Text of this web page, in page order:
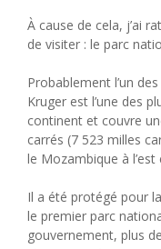
À cause de cela, j’ai
de visiter : le parc
Probablement l’un
Kruger est l’une des
continent et couvre
carrés (7 523 milles
le Mozambique à
Il a été protégé pour
le premier parc
gouvernement, plus